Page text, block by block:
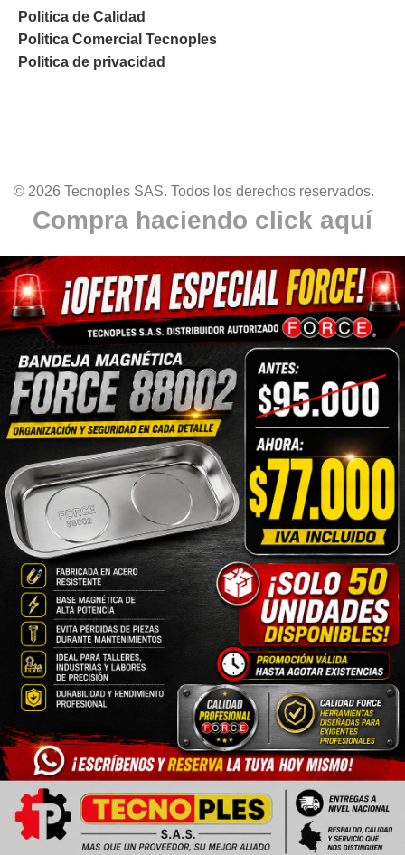
Politica de Calidad
Politica Comercial Tecnoples
Politica de privacidad
© 2026 Tecnoples SAS. Todos los derechos reservados.
Compra haciendo click aquí